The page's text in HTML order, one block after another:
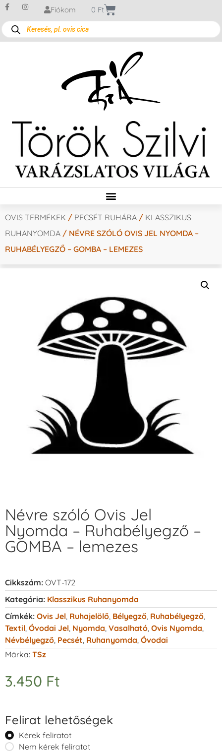
Fiókom 0 Ft
OVIS TERMÉKEK / PECSÉT RUHÁRA / KLASSZIKUS
RUHANYOMDA / NÉVRE SZÓLÓ OVIS JEL NYOMDA –
RUHABÉLYEGZŐ – GOMBA – LEMEZES
Névre szóló Ovis Jel
Nyomda – Ruhabélyegző –
GOMBA – lemezes
Cikkszám: OVT-172
Kategória: Klasszikus Ruhanyomda
Címkék: Ovis Jel Ruhajelölő Bélyegző Ruhabélyegző
Textil Óvodai Jel Nyomda Vasalható Ovis Nyomda
Névbélyegző Pecsét Ruhanyomda Óvodai
Márka: TSz
3.450 Ft
Felirat lehetőségek
Kérek feliratot
Nem kérek feliratot